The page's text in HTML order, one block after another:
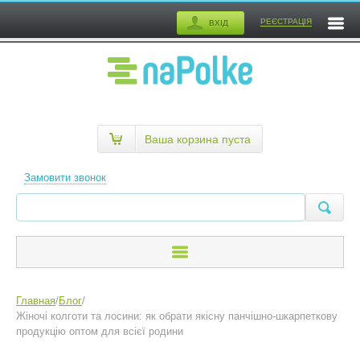
ВХІД РЕЄСТРАЦІЯ
Замовити звонок
Ваша корзина пуста
Главная/Блог/
Жіночі колготи та лосини: як обрати якісну панчішно-шкарпеткову
продукцію оптом для всієї родини